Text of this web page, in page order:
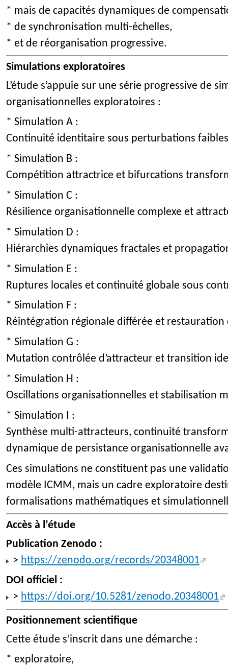
* mais de capacités dynamiques de
* de synchronisation multi-échelles,
* et de réorganisation progressive.
Simulations exploratoires
L’étude s’appuie sur une série progressive de
organisationnelles exploratoires :
* Simulation A :
Continuité identitaire sous perturbations faibles
* Simulation B :
Compétition attractrice et bifurcations
* Simulation C :
Résilience organisationnelle complexe et
* Simulation D :
Hiérarchies dynamiques fractales et
* Simulation E :
Ruptures locales et continuité globale sous
* Simulation F :
Réintégration régionale différée et
* Simulation G :
Mutation contrôlée d’attracteur et transition
* Simulation H :
Oscillations organisationnelles et stabilisation
* Simulation I :
Synthèse multi-attracteurs, continuité
dynamique de persistance organisationnelle
Ces simulations ne constituent pas une
modèle ICMM, mais un cadre exploratoire
formalisations mathématiques et
Accès à l’étude
Publication Zenodo :
> https://zenodo.org/records/20348001
DOI officiel :
> https://doi.org/10.5281/zenodo.20348001
Positionnement scientifique
Cette étude s’inscrit dans une démarche :
* exploratoire,